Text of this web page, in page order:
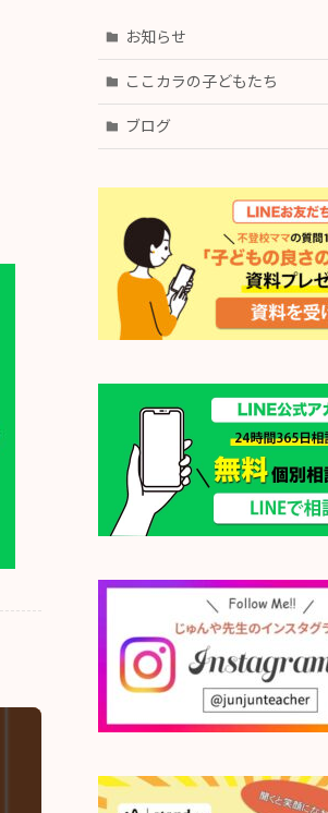
お知らせ
ここカラの子どもたち
ブログ